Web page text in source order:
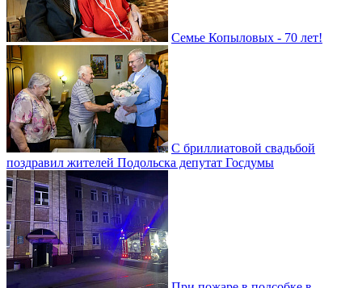
Семье Копыловых - 70 лет!
С бриллиатовой свадьбой
поздравил жителей Подольска депутат Госдумы